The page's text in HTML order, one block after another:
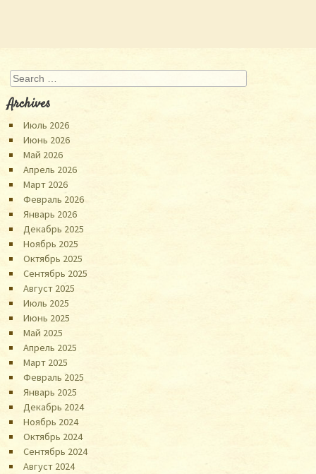
Search
Archives
Июль 2026
Июнь 2026
Май 2026
Апрель 2026
Март 2026
Февраль 2026
Январь 2026
Декабрь 2025
Ноябрь 2025
Октябрь 2025
Сентябрь 2025
Август 2025
Июль 2025
Июнь 2025
Май 2025
Апрель 2025
Март 2025
Февраль 2025
Январь 2025
Декабрь 2024
Ноябрь 2024
Октябрь 2024
Сентябрь 2024
Август 2024